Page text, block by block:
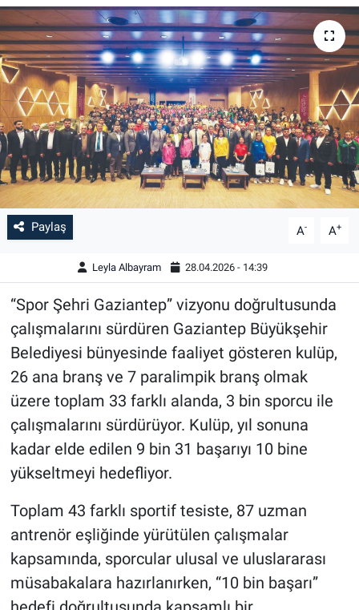
Paylaş A- A+
Leyla Albayram 28.04.2026 - 14:39
“Spor Şehri Gaziantep” vizyonu doğrultusunda
çalışmalarını sürdüren Gaziantep Büyükşehir
Belediyesi bünyesinde faaliyet gösteren kulüp,
26 ana branş ve 7 paralimpik branş olmak
üzere toplam 33 farklı alanda, 3 bin sporcu ile
çalışmalarını sürdürüyor. Kulüp, yıl sonuna
kadar elde edilen 9 bin 31 başarıyı 10 bine
yükseltmeyi hedefliyor.
Toplam 43 farklı sportif tesiste, 87 uzman
antrenör eşliğinde yürütülen çalışmalar
kapsamında, sporcular ulusal ve uluslararası
müsabakalara hazırlanırken, “10 bin başarı”